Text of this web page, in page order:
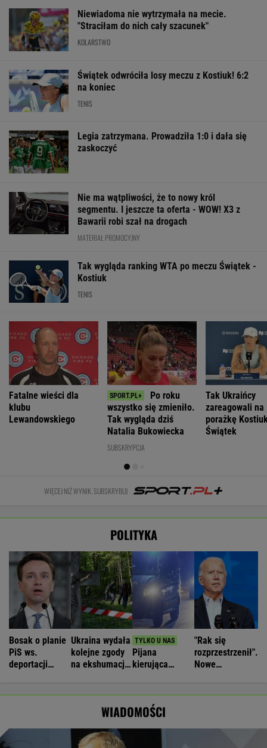
Niewiadoma nie wytrzymała na mecie.
"Straciłam do nich cały szacunek"
KOLARSTWO
Świątek odwróciła losy meczu z Kostiuk! 6:2
na koniec
TENIS
Legia zatrzymana. Prowadziła 1:0 i dała się
zaskoczyć
Nie ma wątpliwości, że to nowy król
segmentu. I jeszcze ta oferta - WOW! X3 z
Bawarii robi szał na drogach
MATERIAŁ PROMOCYJNY
Tak wygląda ranking WTA po meczu Świątek -
Kostiuk
TENIS
Fatalne wieści dla
klubu
Lewandowskiego
Po roku
wszystko się zmieniło.
Tak wygląda dziś
Natalia Bukowiecka
SUBSKRYPCJA
Tak Ukraińcy
zareagowali na
porażkę
Świątek
WIĘCEJ NIŻ WYNIK. SUBSKRYBUJ
POLITYKA
Bosak o planie
PiS ws.
deportacji
Ukraina wydała
kolejne zgody
na ekshumacje
Pijana
kierująca
chciał wypłacić
"Rak się
rozprzestrzenił".
Nowe
WIADOMOŚCI